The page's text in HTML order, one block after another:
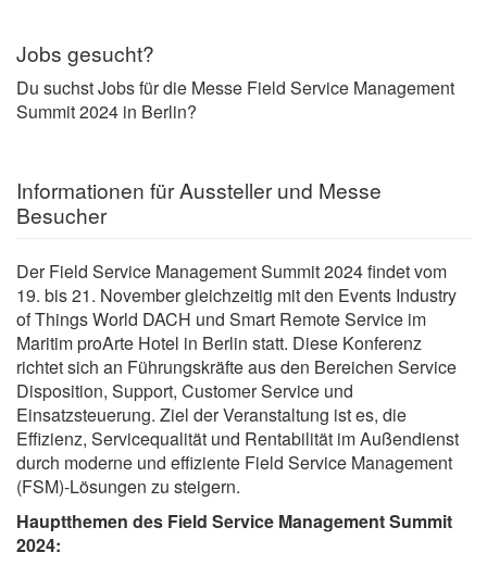
Jobs gesucht?
Du suchst Jobs für die Messe Field Service Management
Summit 2024 in Berlin?
Informationen für Aussteller und Messe
Besucher
Der Field Service Management Summit 2024 findet vom
19. bis 21. November gleichzeitig mit den Events Industry
of Things World DACH und Smart Remote Service im
Maritim proArte Hotel in Berlin statt. Diese Konferenz
richtet sich an Führungskräfte aus den Bereichen Service
Disposition, Support, Customer Service und
Einsatzsteuerung. Ziel der Veranstaltung ist es, die
Effizienz, Servicequalität und Rentabilität im Außendienst
durch moderne und effiziente Field Service Management
(FSM)-Lösungen zu steigern.
Hauptthemen des Field Service Management Summit
2024: